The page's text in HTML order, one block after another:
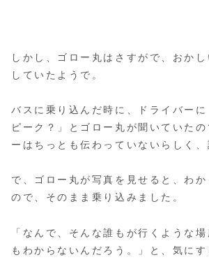
しかし、ゴロー丸はさすがで、おか
していたようで。
バスに乗り込んだ時に、ドライバーに
ピーク？」とゴロー丸が聞いていた
ーはちっとも伝わっていないらしく、
で、ゴロー丸が写真を見せると、わか
ので、そのまま乗り込みました。
「なんで、そんな誰もが行くような
もわからないんだろう。」と、気にす